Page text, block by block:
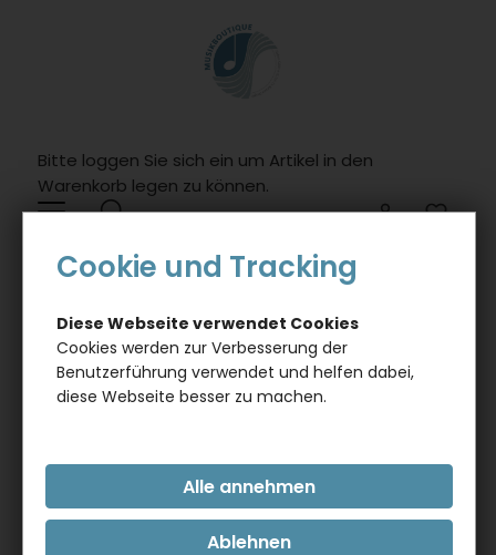
Barrierefreiheitsmenï¿½
springen.
Bitte loggen Sie sich ein um Artikel in den
Warenkorb legen zu können.
TEXTILIEN
SOCKEN MIT EINGEWEBTEM WEISSEM P
Cookie und Tracking
Diese Webseite verwendet Cookies
Cookies werden zur Verbesserung der
Benutzerführung verwendet und helfen dabei,
diese Webseite besser zu machen.